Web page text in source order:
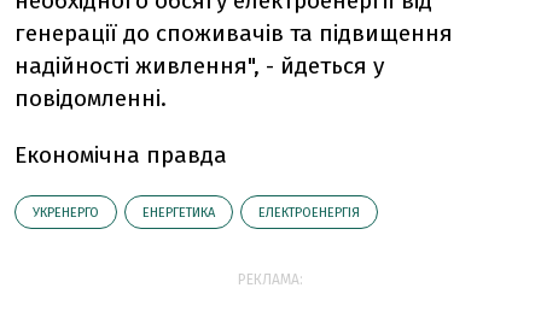
генерації до споживачів та підвищення
надійності живлення", - йдеться у
повідомленні.
Економічна правда
УКРЕНЕРГО ЕНЕРГЕТИКА ЕЛЕКТРОЕНЕРГІЯ
РЕКЛАМА: